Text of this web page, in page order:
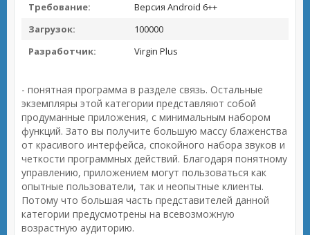
Требование:
Версия Android 6++
Загрузок:
100000
Разработчик:
Virgin Plus
- понятная программа в разделе связь. Остальные
экземпляры этой категории представляют собой
продуманные приложения, с минимальным набором
функций. Зато вы получите большую массу блаженства
от красивого интерфейса, спокойного набора звуков и
четкости программных действий. Благодаря понятному
управлению, приложением могут пользоваться как
опытные пользователи, так и неопытные клиенты.
Потому что большая часть представителей данной
категории предусмотрены на всевозможную
возрастную аудиторию.